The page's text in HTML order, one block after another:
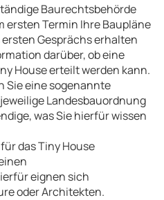
Baurechtsbehörde
ersten Termin Ihre Baupläne
Gesprächs erhalten
darüber, ob eine
House erteilt werden kann.
Sie eine sogenannte
Landesbauordnung
was Sie hierfür wissen
das Tiny House
eignen sich
oder Architekten.